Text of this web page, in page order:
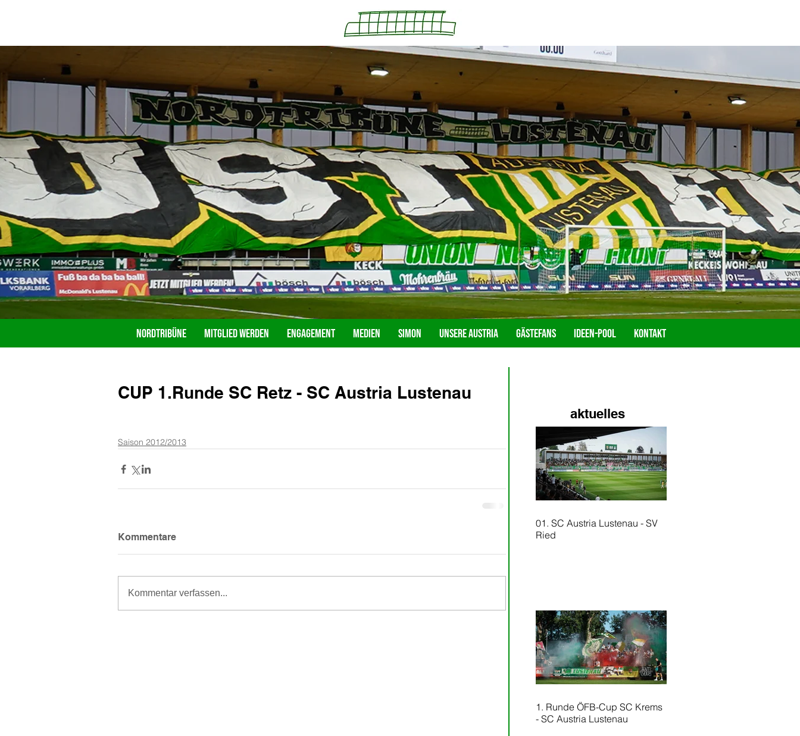
Nordtribüne Mitglied werden Engagement Medien Simon Unsere Austria Gästefans Ideen-Pool Kontakt
CUP 1.Runde SC Retz - SC Austria Lustenau
Saison 2012/2013
Kommentare
Kommentar verfassen...
aktuelles
01. SC Austria Lustenau - SV
Ried
1. Runde ÖFB-Cup SC Krems
- SC Austria Lustenau